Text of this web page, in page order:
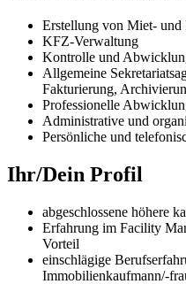
Erstellung von Miet- und
KFZ-Verwaltung
Kontrolle und
Allgemeine
Fakturierung,
Professionelle
Administrative und
Persönliche und
Ihr/Dein Profil
abgeschlossene höhere
Erfahrung im Facility
Vorteil
einschlägige
Immobilienkaufmann/-